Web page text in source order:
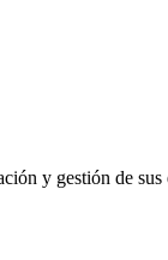
y gestión de